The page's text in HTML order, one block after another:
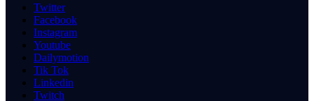
Twitter
Facebook
Instagram
Youtube
Dailymotion
Tik Tok
Linkedin
Twitch